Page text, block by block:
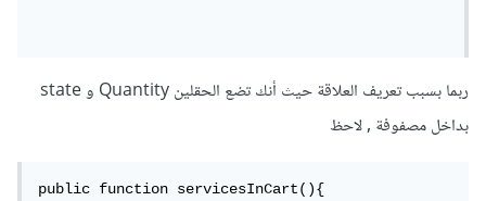
ربما بسبب تعريف العلاقة حيث أنك تضع الحقلين Quantity و state
بداخل مصفوفة , لاحظ
public function servicesInCart(){